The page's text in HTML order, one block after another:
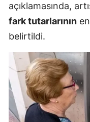
açıklamasında,
fark tutarlarının
belirtildi.